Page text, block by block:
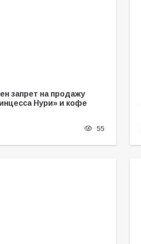
запрет на продажу
Нури» и кофе
55